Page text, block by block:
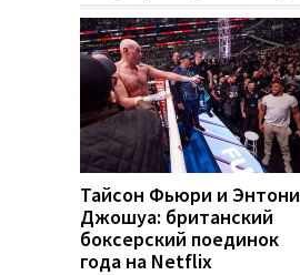
Тайсон Фьюри и Энтони
Джошуа: британский
боксерский поединок
года на Netflix